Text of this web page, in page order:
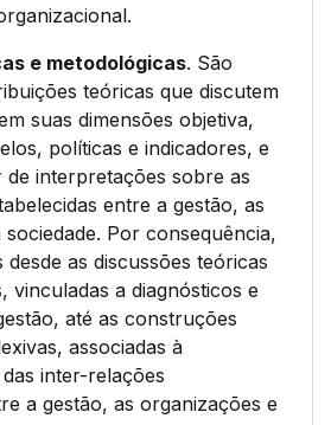
e metodológicas. São
teóricas que discutem
suas dimensões objetiva,
políticas e indicadores, e
de interpretações sobre as
entre a gestão, as
Por consequência,
desde as discussões teóricas
vinculadas a diagnósticos e
até as construções
associadas à
inter-relações
a gestão, as organizações e